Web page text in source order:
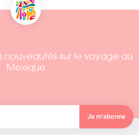
nouveautés sur le voyage au
Mexique
Je m'abonne